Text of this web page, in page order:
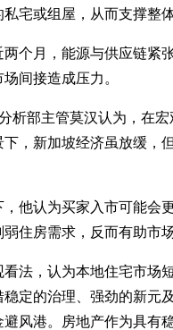
宅或组屋，从而支撑整
两个月，能源与供应链紧
间接造成压力。
析部主管莫汉认为，在
，新加坡经济虽放缓，
他认为买家入市可能会
住房需求，反而有助市
法，认为本地住宅市场
定的治理、强劲的新元
风港。房地产作为具有